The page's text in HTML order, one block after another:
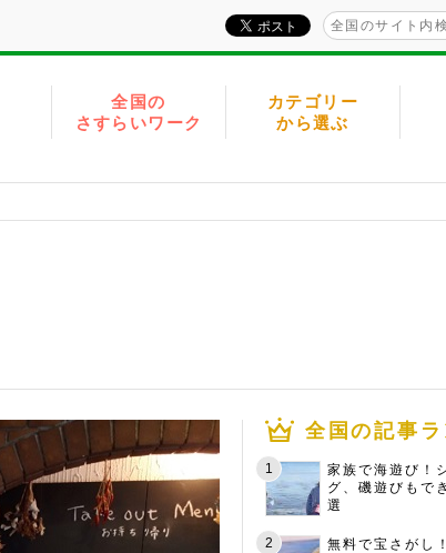
全国の
さすらいワーク
カテゴリー
から選ぶ
全国の記事
家族で海遊び！
グ、磯遊びもで
選
無料で宝さがし